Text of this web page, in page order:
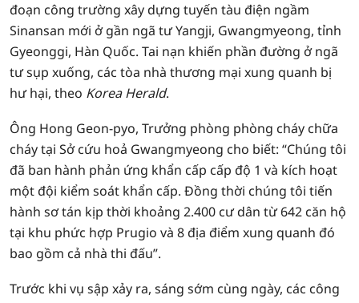
đoạn công trường xây dựng tuyến tàu điện ngầm
Sinansan mới ở gần ngã tư Yangji, Gwangmyeong, tỉnh
Gyeonggi, Hàn Quốc. Tai nạn khiến phần đường ở ngã
tư sụp xuống, các tòa nhà thương mại xung quanh bị
hư hại, theo Korea Herald.
Ông Hong Geon-pyo, Trưởng phòng phòng cháy chữa
cháy tại Sở cứu hoả Gwangmyeong cho biết: “Chúng tôi
đã ban hành phản ứng khẩn cấp cấp độ 1 và kích hoạt
một đội kiểm soát khẩn cấp. Đồng thời chúng tôi tiến
hành sơ tán kịp thời khoảng 2.400 cư dân từ 642 căn hộ
tại khu phức hợp Prugio và 8 địa điểm xung quanh đó
bao gồm cả nhà thi đấu”.
Trước khi vụ sập xảy ra, sáng sớm cùng ngày, các công